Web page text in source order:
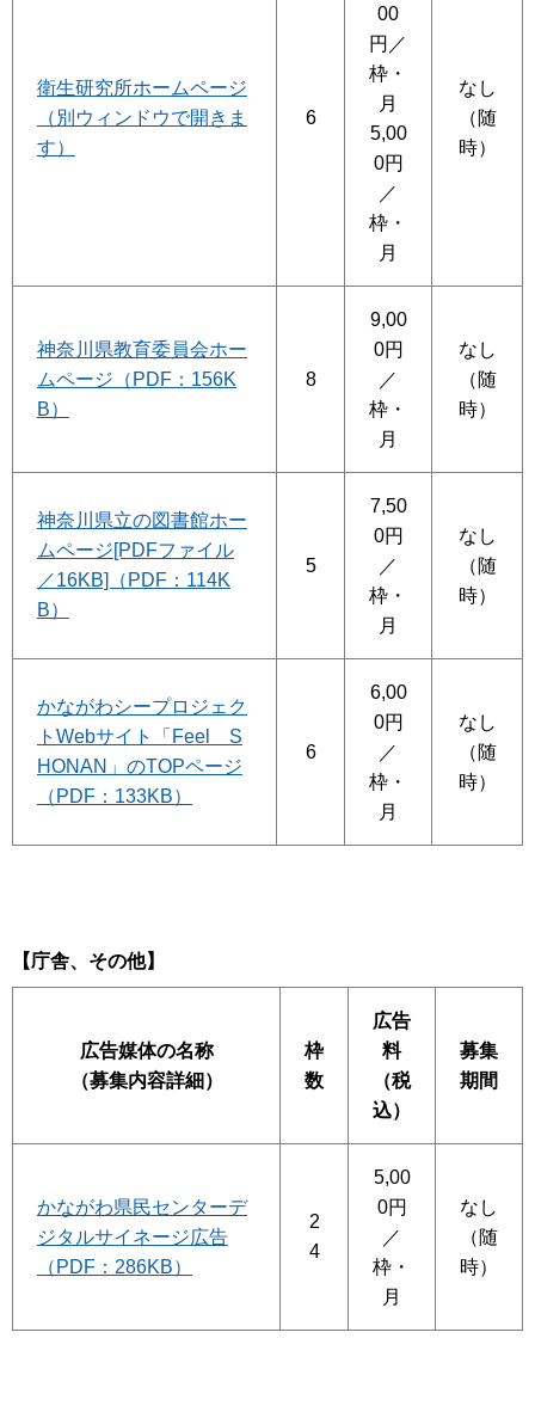
衛生研究所ホームページ
（別ウィンドウで開きま
す）
6
00
円／
枠・
月
5,00
0円
／
枠・
月
なし
（随
時）
神奈川県教育委員会ホー
ムページ（PDF：156K
B）
8
9,00
0円
／
枠・
月
なし
（随
時）
神奈川県立の図書館ホー
ムページ[PDFファイル
／16KB]（PDF：114K
B）
5
7,50
0円
／
枠・
月
なし
（随
時）
かながわシープロジェク
トWebサイト「Feel S
HONAN」のTOPページ
（PDF：133KB）
6
6,00
0円
／
枠・
月
なし
（随
時）
【庁舎、その他】
広告媒体の名称
（募集内容詳細）
枠
数
広告
料
（税
込）
募集
期間
かながわ県民センターデ
ジタルサイネージ広告
（PDF：286KB）
2
4
5,00
0円
／
枠・
月
なし
（随
時）